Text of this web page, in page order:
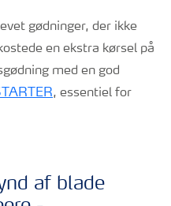
gødninger, der ikke
en ekstra kørsel på
med en god
, essentiel for
af blade